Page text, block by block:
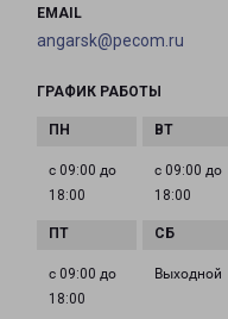
EMAIL
angarsk@pecom.ru
ГРАФИК РАБОТЫ
с 09:00 до
18:00
с 09:00 до
18:00
с 09:00 до
18:00
Выходной